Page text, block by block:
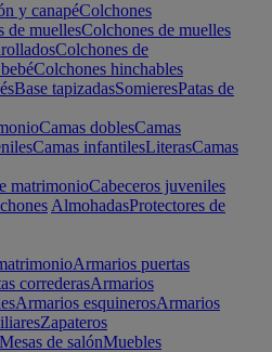
y canapéColchones
de muellesColchones de muelles
Colchones de
Colchones hinchables
Base tapizadasSomieresPatas de
Camas doblesCamas
Camas infantilesLiterasCamas
matrimonioCabeceros juveniles
AlmohadasProtectores de
Armarios puertas
correderasArmarios
Armarios esquinerosArmarios
Zapateros
Mesas de salónMuebles